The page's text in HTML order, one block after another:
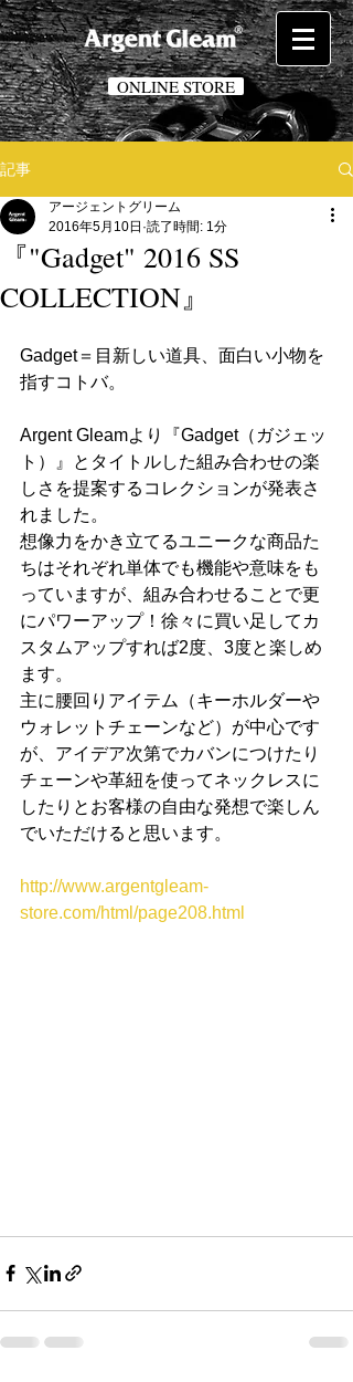
ONLINE STORE
記事
『"Gadget" 2016 SS
COLLECTION』
アージェントグリーム
2016年5月10日 読了時間: 1分
Gadget＝目新しい道具、面白い小物を
指すコトバ。
Argent Gleamより『Gadget（ガジェッ
ト）』とタイトルした組み合わせの楽
しさを提案するコレクションが発表さ
れました。
想像力をかき立てるユニークな商品た
ちはそれぞれ単体でも機能や意味をも
っていますが、組み合わせることで更
にパワーアップ！徐々に買い足してカ
スタムアップすれば2度、3度と楽しめ
ます。
主に腰回りアイテム（キーホルダーや
ウォレットチェーンなど）が中心です
が、アイデア次第でカバンにつけたり
チェーンや革紐を使ってネックレスに
したりとお客様の自由な発想で楽しん
でいただけると思います。
http://www.argentgleam-
store.com/html/page208.html